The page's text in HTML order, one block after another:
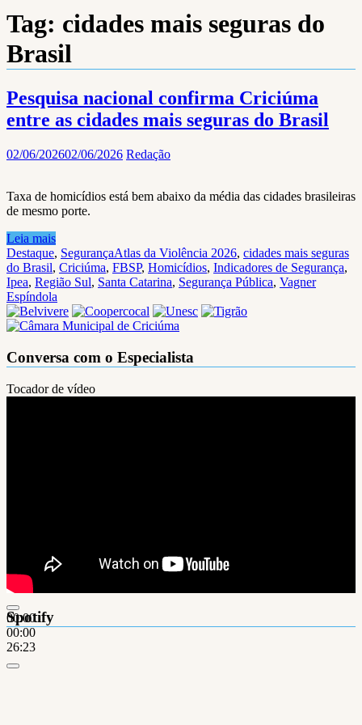
Tag: cidades mais seguras do
Brasil
Pesquisa nacional confirma Criciúma
entre as cidades mais seguras do Brasil
02/06/202602/06/2026 Redação
Taxa de homicídios está bem abaixo da média das cidades brasileiras
de mesmo porte.
Leia mais
Destaque, SegurançaAtlas da Violência 2026, cidades mais seguras
do Brasil, Criciúma, FBSP, Homicídios, Indicadores de Segurança,
Ipea, Região Sul, Santa Catarina, Segurança Pública, Vagner
Espíndola
Conversa com o Especialista
Tocador de vídeo
00:00
00:00
26:23
Spotify